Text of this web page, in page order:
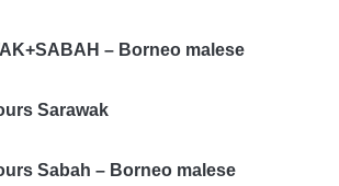
– Borneo malese
Sarawak
Sabah – Borneo malese